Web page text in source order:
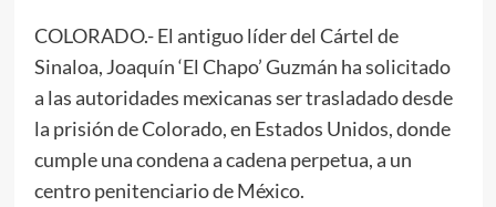
COLORADO.- El antiguo líder del Cártel de
Sinaloa, Joaquín ‘El Chapo’ Guzmán ha solicitado
a las autoridades mexicanas ser trasladado desde
la prisión de Colorado, en Estados Unidos, donde
cumple una condena a cadena perpetua, a un
centro penitenciario de México.